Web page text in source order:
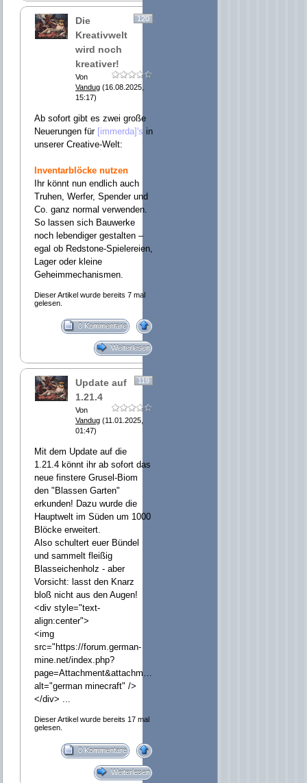
120
Die
Kreativwelt
wird noch
kreativer!
Von
Vandug (16.08.2025,
15:17)
Ab sofort gibt es zwei große
Neuerungen für [immerda]'s in
unserer Creative-Welt:
Inventarblöcke nutzen
Ihr könnt nun endlich auch
Truhen, Werfer, Spender und
Co. ganz normal verwenden.
So lassen sich Bauwerke
noch lebendiger gestalten –
egal ob Redstone-Spielereien,
Lager oder kleine
Geheimmechanismen.
Dieser Artikel wurde bereits 7 mal
gelesen.
0 Kommentare
Weiterlesen
119
Update auf
1.21.4
Von
Vandug (11.01.2025,
01:47)
Mit dem Update auf die
1.21.4 könnt ihr ab sofort das
neue finstere Grusel-Biom
den "Blassen Garten"
erkunden! Dazu wurde die
Hauptwelt im Süden um 1000
Blöcke erweitert.
Also schultert euer Bündel
und sammelt fleißig
Blasseichenholz - aber
Vorsicht: lasst den Knarz
bloß nicht aus den Augen!
<div style="text-
align:center">
<img
src="https://forum.german-
mine.net/index.php?
alt="german minecraft" />
</div> ...
Dieser Artikel wurde bereits 17 mal
gelesen.
0 Kommentare
Weiterlesen